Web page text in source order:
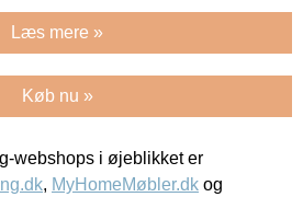
Læs mere »
Køb nu »
webshops i øjeblikket er
, MyHomeMøbler.dk og